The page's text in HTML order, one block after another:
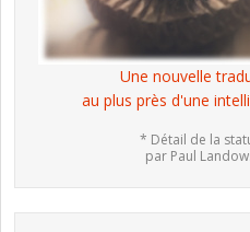
Une nouvelle
au plus près d'une
* Détail de la
par Paul